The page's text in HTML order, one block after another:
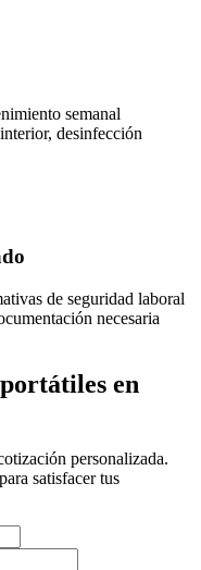
semanal
desinfección
de seguridad laboral
necesaria
en
personalizada.
satisfacer tus